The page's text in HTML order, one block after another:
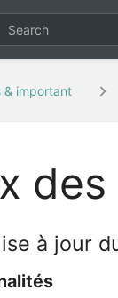
& important
à jour